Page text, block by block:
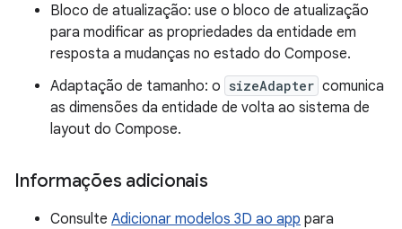
Bloco de atualização: use o bloco de atualização
para modificar as propriedades da entidade em
resposta a mudanças no estado do Compose.
Adaptação de tamanho: o sizeAdapter comunica
as dimensões da entidade de volta ao sistema de
layout do Compose.
Informações adicionais
Consulte Adicionar modelos 3D ao app para